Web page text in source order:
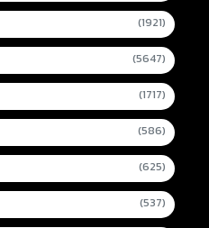
(1921)
(5647)
(1717)
(586)
(625)
(537)